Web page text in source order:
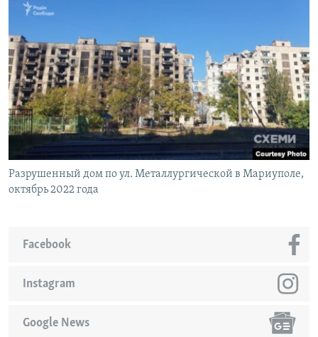
Разрушенный дом по ул. Металлургической в Мариуполе,
октябрь 2022 года
Instagram
Google News
Facebook